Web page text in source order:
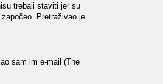
trebali staviti jer su
Pretraživao je
sam im e-mail (The